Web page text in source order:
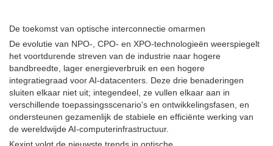
De toekomst van optische interconnectie omarmen
De evolutie van NPO-, CPO- en XPO-technologieën weerspiegelt
het voortdurende streven van de industrie naar hogere
bandbreedte, lager energieverbruik en een hogere
integratiegraad voor AI-datacenters. Deze drie benaderingen
sluiten elkaar niet uit; integendeel, ze vullen elkaar aan in
verschillende toepassingsscenario's en ontwikkelingsfasen, en
ondersteunen gezamenlijk de stabiele en efficiënte werking van
de wereldwijde AI-computerinfrastructuur.
Kexint volgt de nieuwste trends in optische